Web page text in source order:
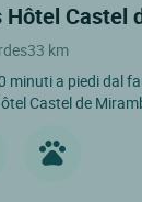
Hôtel Castel
33 km
minuti a piedi dal
Castel de